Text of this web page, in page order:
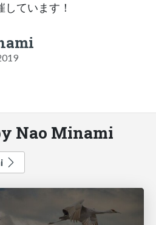
ています！
Nao Minami